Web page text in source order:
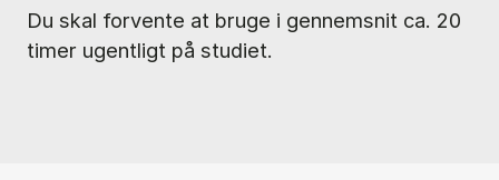
Du skal for­ven­te at bru­ge i gen­nem­snit ca. 20
ti­mer ugent­ligt på stu­di­et.